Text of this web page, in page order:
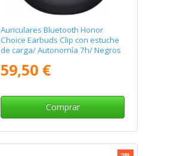
Auriculares Bluetooth Honor
Choice Earbuds Clip con estuche
de carga/ Autonomía 7h/ Negros
59,50 €
Comprar